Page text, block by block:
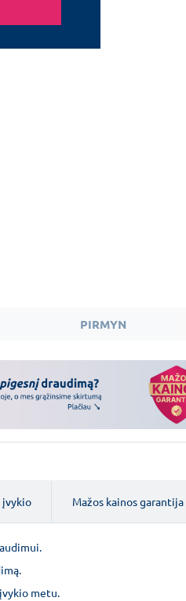
PIRMYN
įvykio Mažos kainos garantija
metu.